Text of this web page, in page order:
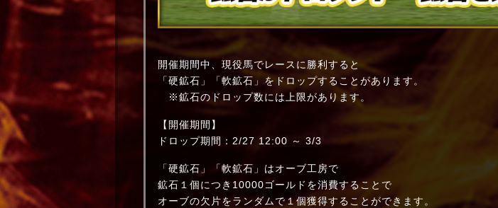
開催期間中、現役馬でレースに勝利すると
「硬鉱石」「軟鉱石」をドロップすることがあります。
※鉱石のドロップ数には上限があります。
【開催期間】
ドロップ期間：2/27 12:00 ～ 3/3
「硬鉱石」「軟鉱石」はオーブ工房で
鉱石１個につき10000ゴールドを消費することで
オーブの欠片をランダムで１個獲得することができます。